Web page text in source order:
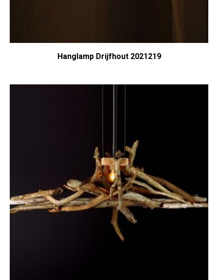
Hanglamp Drijfhout 2021219